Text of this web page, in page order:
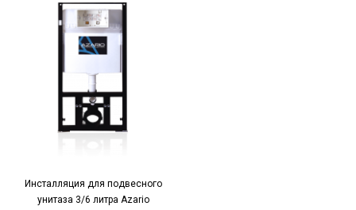
Инсталляция для подвесного
унитаза 3/6 литра Azario